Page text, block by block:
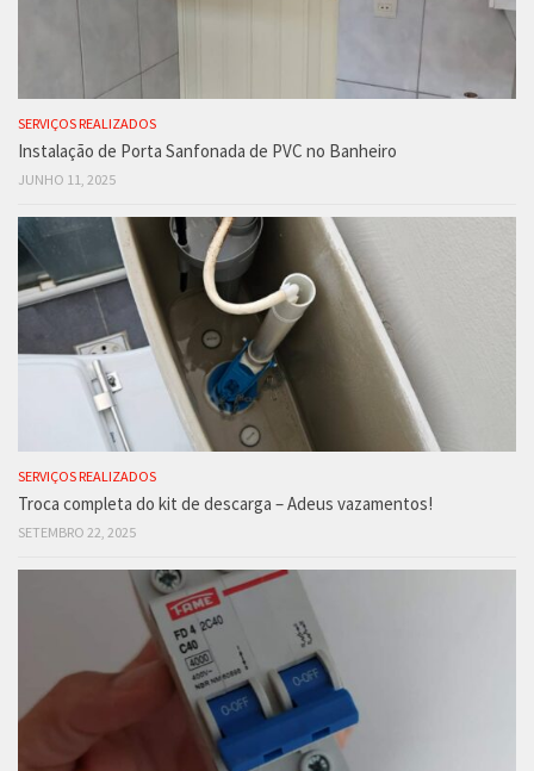
SERVIÇOS REALIZADOS
Instalação de Porta Sanfonada de PVC no Banheiro
JUNHO 11, 2025
SERVIÇOS REALIZADOS
Troca completa do kit de descarga – Adeus vazamentos!
SETEMBRO 22, 2025